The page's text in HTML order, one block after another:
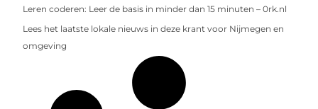
Leren coderen: Leer de basis in minder dan 15 minuten – 0rk.nl
Lees het laatste lokale nieuws in deze krant voor Nijmegen en
omgeving